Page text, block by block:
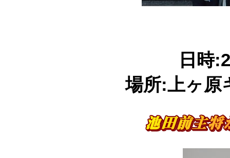
日時
場所:上ヶ原